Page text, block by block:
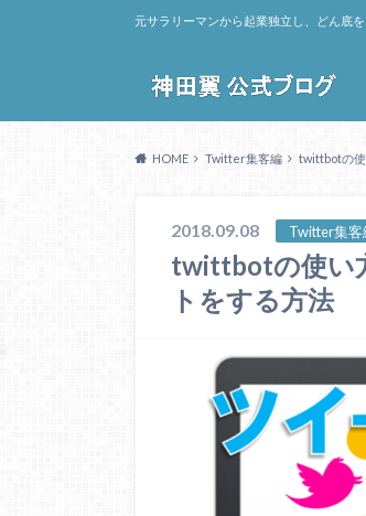
元サラリーマンから起業独立し、どん底
HOME Twitter集客編 twittbotの使
2018.09.08 Twitter集客
twittbotの使い
トをする方法